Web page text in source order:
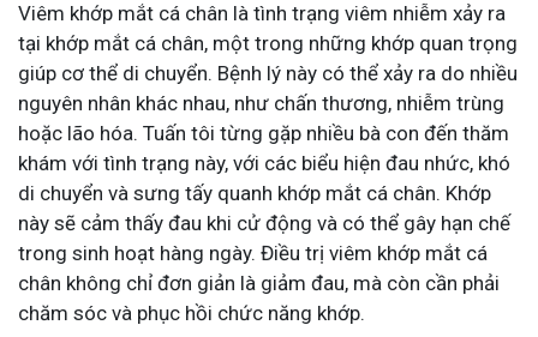
Viêm khớp mắt cá chân là tình trạng viêm nhiễm xảy ra
tại khớp mắt cá chân, một trong những khớp quan trọng
giúp cơ thể di chuyển. Bệnh lý này có thể xảy ra do nhiều
nguyên nhân khác nhau, như chấn thương, nhiễm trùng
hoặc lão hóa. Tuấn tôi từng gặp nhiều bà con đến thăm
khám với tình trạng này, với các biểu hiện đau nhức, khó
di chuyển và sưng tấy quanh khớp mắt cá chân. Khớp
này sẽ cảm thấy đau khi cử động và có thể gây hạn chế
trong sinh hoạt hàng ngày. Điều trị viêm khớp mắt cá
chân không chỉ đơn giản là giảm đau, mà còn cần phải
chăm sóc và phục hồi chức năng khớp.